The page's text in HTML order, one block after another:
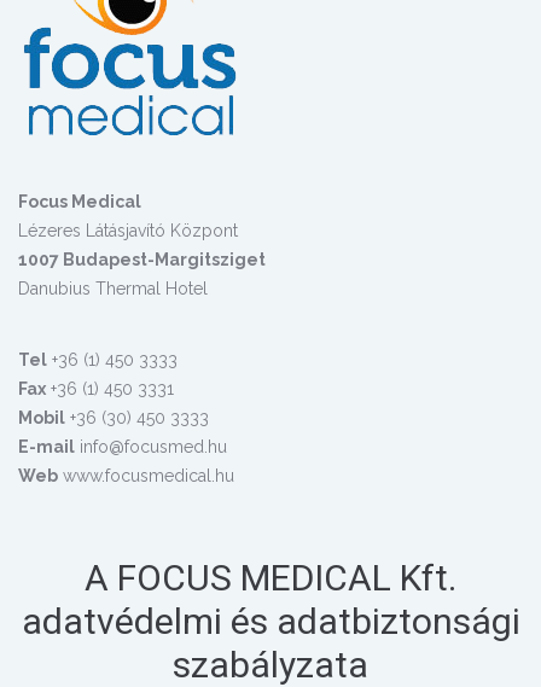
Focus Medical
Lézeres Látásjavító Központ
1007 Budapest-Margitsziget
Danubius Thermal Hotel
Tel +36 (1) 450 3333
Fax +36 (1) 450 3331
Mobil +36 (30) 450 3333
E-mail info@focusmed.hu
Web www.focusmedical.hu
A FOCUS MEDICAL Kft.
adatvédelmi és adatbiztonsági
szabályzata